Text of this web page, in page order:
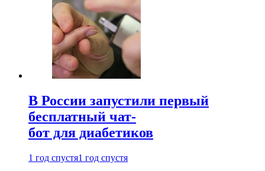
В России запустили первый
бесплатный чат-
бот для диабетиков
1 год спустя1 год спустя